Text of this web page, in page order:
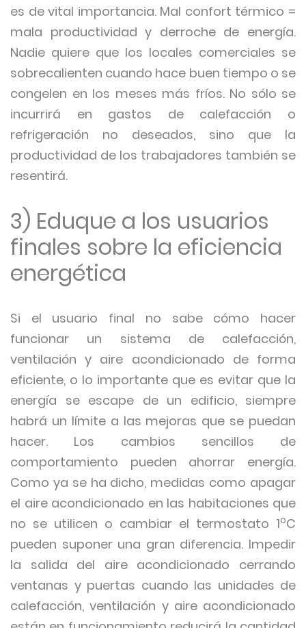
es de vital importancia. Mal confort térmico =
mala productividad y derroche de energía.
Nadie quiere que los locales comerciales se
sobrecalienten cuando hace buen tiempo o se
congelen en los meses más fríos. No sólo se
incurrirá en gastos de calefacción o
refrigeración no deseados, sino que la
productividad de los trabajadores también se
resentirá.
3) Eduque a los usuarios
finales sobre la eficiencia
energética
Si el usuario final no sabe cómo hacer
funcionar un sistema de calefacción,
ventilación y aire acondicionado de forma
eficiente, o lo importante que es evitar que la
energía se escape de un edificio, siempre
habrá un límite a las mejoras que se puedan
hacer. Los cambios sencillos de
comportamiento pueden ahorrar energía.
Como ya se ha dicho, medidas como apagar
el aire acondicionado en las habitaciones que
no se utilicen o cambiar el termostato 1oC
pueden suponer una gran diferencia. Impedir
la salida del aire acondicionado cerrando
ventanas y puertas cuando las unidades de
calefacción, ventilación y aire acondicionado